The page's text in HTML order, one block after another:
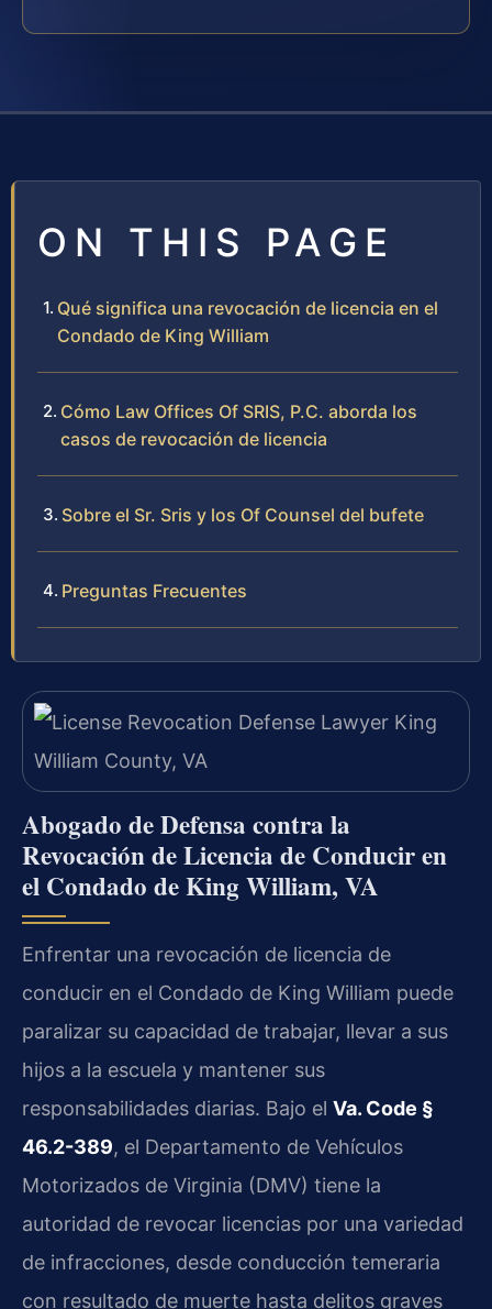
ON THIS PAGE
Qué significa una revocación de licencia en el
Condado de King William
Cómo Law Offices Of SRIS, P.C. aborda los
casos de revocación de licencia
Sobre el Sr. Sris y los Of Counsel del bufete
Preguntas Frecuentes
Abogado de Defensa contra la
Revocación de Licencia de Conducir en
el Condado de King William, VA
Enfrentar una revocación de licencia de
conducir en el Condado de King William puede
paralizar su capacidad de trabajar, llevar a sus
hijos a la escuela y mantener sus
responsabilidades diarias. Bajo el Va. Code §
46.2-389, el Departamento de Vehículos
Motorizados de Virginia (DMV) tiene la
autoridad de revocar licencias por una variedad
de infracciones, desde conducción temeraria
con resultado de muerte hasta delitos graves